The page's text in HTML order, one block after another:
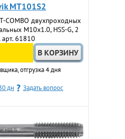
MT101S2
COMBO двухпроходных
М10х1.0, HSS-G, 2
арт. 61810
отгрузка 4 дня
дн Задать вопрос